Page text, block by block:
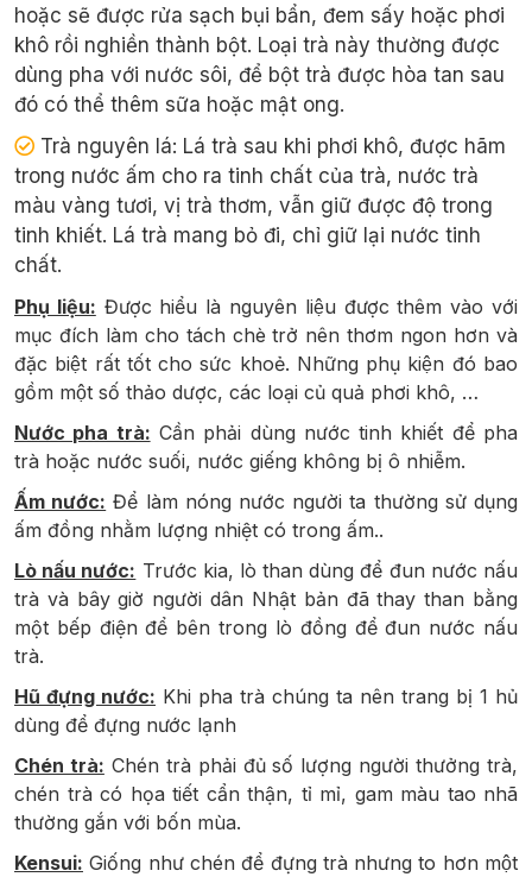
hoặc sẽ được rửa sạch bụi bẩn, đem sấy hoặc phơi
khô rồi nghiền thành bột. Loại trà này thường được
dùng pha với nước sôi, để bột trà được hòa tan sau
đó có thể thêm sữa hoặc mật ong.
Trà nguyên lá: Lá trà sau khi phơi khô, được hãm
trong nước ấm cho ra tinh chất của trà, nước trà
màu vàng tươi, vị trà thơm, vẫn giữ được độ trong
tinh khiết. Lá trà mang bỏ đi, chỉ giữ lại nước tinh
chất.
Phụ liệu: Được hiểu là nguyên liệu được thêm vào với
mục đích làm cho tách chè trở nên thơm ngon hơn và
đặc biệt rất tốt cho sức khoẻ. Những phụ kiện đó bao
gồm một số thảo dược, các loại củ quả phơi khô, …
Nước pha trà: Cần phải dùng nước tinh khiết để pha
trà hoặc nước suối, nước giếng không bị ô nhiễm.
Ấm nước: Để làm nóng nước người ta thường sử dụng
ấm đồng nhằm lượng nhiệt có trong ấm..
Lò nấu nước: Trước kia, lò than dùng để đun nước nấu
trà và bây giờ người dân Nhật bản đã thay than bằng
một bếp điện để bên trong lò đồng để đun nước nấu
trà.
Hũ đựng nước: Khi pha trà chúng ta nên trang bị 1 hủ
dùng để đựng nước lạnh
Chén trà: Chén trà phải đủ số lượng người thưởng trà,
chén trà có họa tiết cẩn thận, tỉ mỉ, gam màu tao nhã
thường gắn với bốn mùa.
Kensui: Giống như chén để đựng trà nhưng to hơn một